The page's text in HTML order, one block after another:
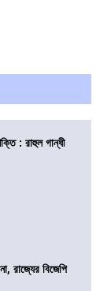
: রাহুল গান্ধী
রাজ্যের বিজেপি